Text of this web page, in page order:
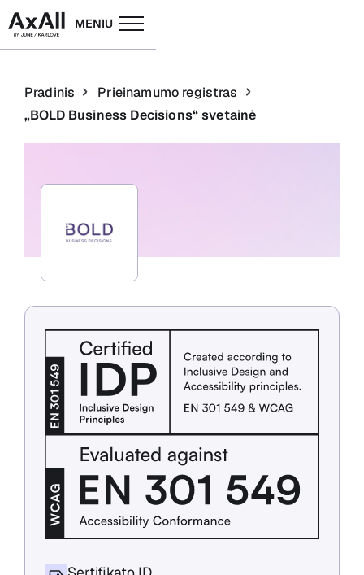
MENIU
Pradinis
Prieinamumo registras
„BOLD Business Decisions“ svetainė